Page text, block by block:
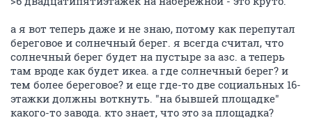
а я вот теперь даже и не знаю, потому как перепутал
береговое и солнечный берег. я всегда считал, что
солнечный берег будет на пустыре за азс. а теперь
там вроде как будет икеа. а где солнечный берег? и
тем более береговое? и еще где-то две социальных 16-
этажки должны воткнуть. "на бывшей площадке"
какого-то завода. кто знает, что это за площадка?